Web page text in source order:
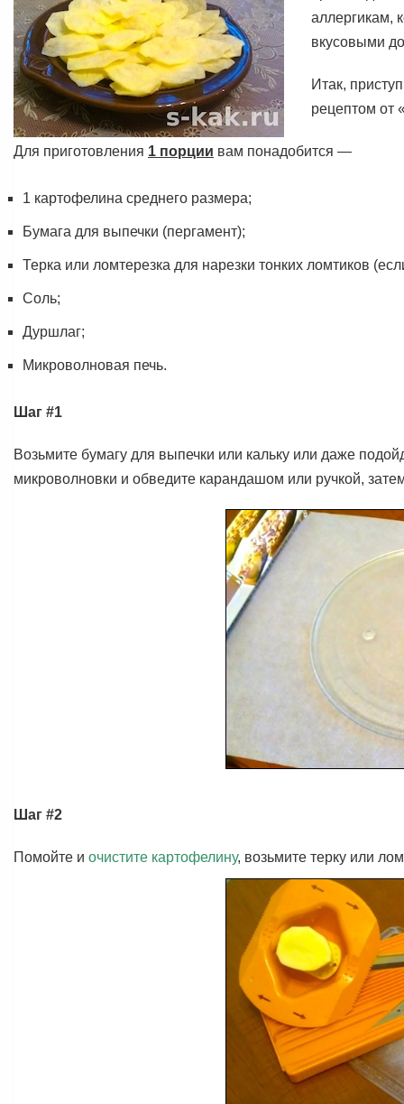
аллергикам,
вкусовыми
Итак,
рецептом от
Для приготовления 1 порции вам понадобится —
1 картофелина среднего размера;
Бумага для выпечки (пергамент);
Терка или ломтерезка для нарезки тонких ломтиков
Соль;
Дуршлаг;
Микроволновая печь.
Шаг #1
Возьмите бумагу для выпечки или кальку или даже
микроволновки и обведите карандашом или ручкой,
Шаг #2
Помойте и очистите картофелину, возьмите терку или